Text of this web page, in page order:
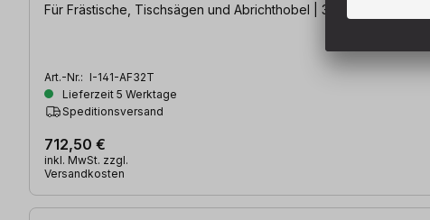
Für Frästische, Tischsägen und Abrichthobel | 3 Rollen |
Art.-Nr.: I-141-AF32T
Lieferzeit 5 Werktage
Speditionsversand
712,50 €
inkl. MwSt. zzgl.
Versandkosten